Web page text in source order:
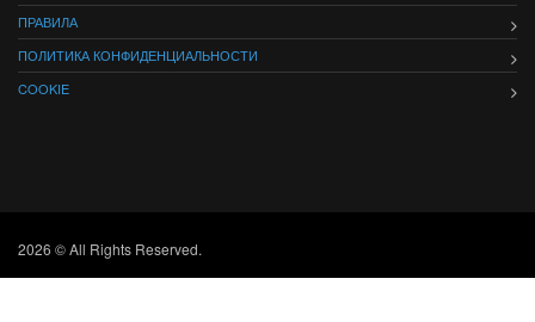
ПРАВИЛА
ПОЛИТИКА КОНФИДЕНЦИАЛЬНОСТИ
COOKIE
2026 © All Rights Reserved.